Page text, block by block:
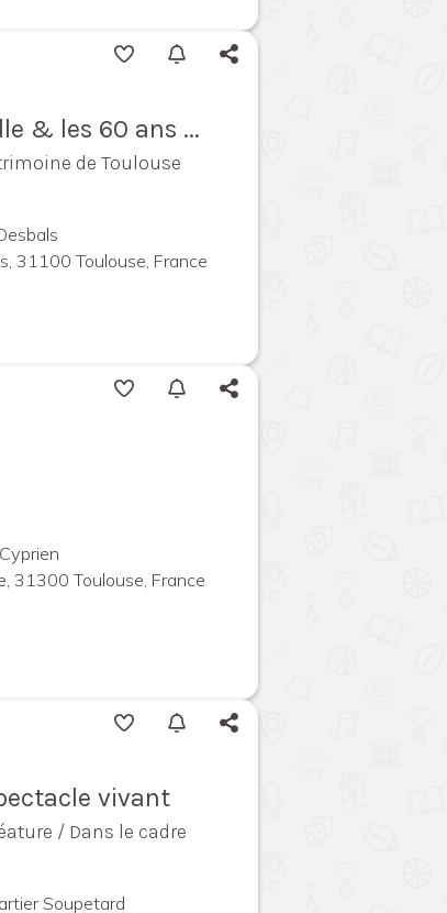
& les 60 ans ...
de Toulouse
31100 Toulouse, France
31300 Toulouse, France
vivant
/ Dans le cadre
Soupetard